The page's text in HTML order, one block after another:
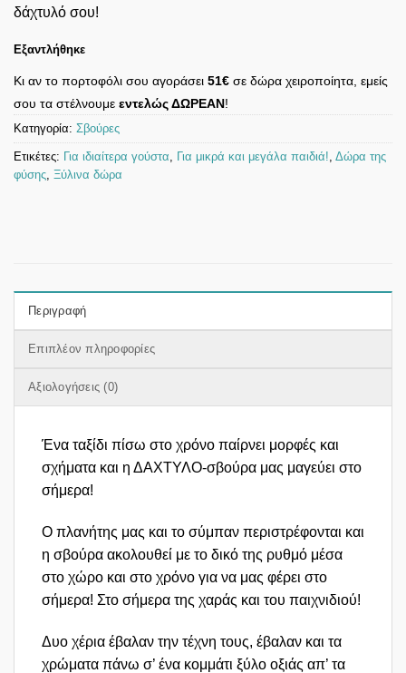
δάχτυλό σου!
Εξαντλήθηκε
Κι αν το πορτοφόλι σου αγοράσει 51€ σε δώρα χειροποίητα, εμείς
σου τα στέλνουμε εντελώς ΔΩΡΕΑΝ!
Κατηγορία: Σβούρες
Ετικέτες: Για ιδιαίτερα γούστα Για μικρά και μεγάλα παιδιά! Δώρα της
φύσης Ξύλινα δώρα
Περιγραφή
Επιπλέον πληροφορίες
Αξιολογήσεις (0)
Ένα ταξίδι πίσω στο χρόνο παίρνει μορφές και
σχήματα και η ΔΑΧΤΥΛΟ-σβούρα μας μαγεύει στο
σήμερα!
Ο πλανήτης μας και το σύμπαν περιστρέφονται και
η σβούρα ακολουθεί με το δικό της ρυθμό μέσα
στο χώρο και στο χρόνο για να μας φέρει στο
σήμερα! Στο σήμερα της χαράς και του παιχνιδιού!
Δυο χέρια έβαλαν την τέχνη τους, έβαλαν και τα
χρώματα πάνω σ’ ένα κομμάτι ξύλο οξιάς απ’ τα